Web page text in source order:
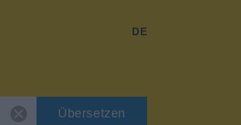
DE
Übersetzen